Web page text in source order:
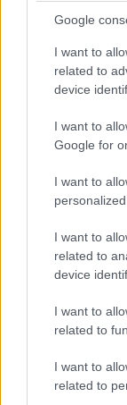
Google
I want to
related to
device
I want to
Google for
I want to
I want to
related to
device
I want to
related to
I want to
related to
Consejos
y rápido